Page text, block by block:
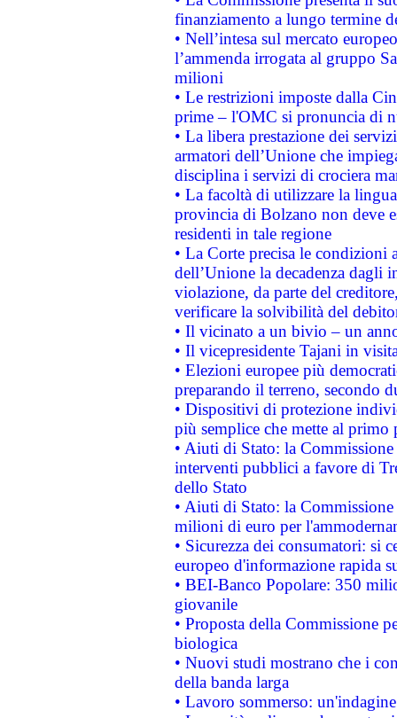
finanziamento a lungo termine
• Nell’intesa sul mercato
l’ammenda irrogata al gruppo
milioni
• Le restrizioni imposte dalla
prime – l'OMC si pronuncia di
• La libera prestazione dei
armatori dell’Unione che
disciplina i servizi di crociera
• La facoltà di utilizzare la
provincia di Bolzano non deve
residenti in tale regione
• La Corte precisa le
dell’Unione la decadenza dagli
violazione, da parte del
verificare la solvibilità del
• Il vicinato a un bivio – un
• Il vicepresidente Tajani in
• Elezioni europee più
preparando il terreno, secondo
• Dispositivi di protezione
più semplice che mette al primo
• Aiuti di Stato: la
interventi pubblici a favore di
dello Stato
• Aiuti di Stato: la
milioni di euro per
• Sicurezza dei consumatori: si
europeo d'informazione rapida
• BEI-Banco Popolare: 350
giovanile
• Proposta della Commissione
biologica
• Nuovi studi mostrano che i
della banda larga
• Lavoro sommerso: